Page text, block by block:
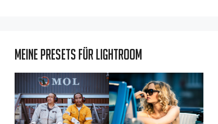
Meine Presets für Lightroom